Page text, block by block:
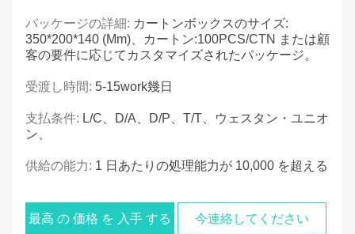
パッケージの詳細: カートンボックスのサイズ:
350*200*140 (mm)、カートン:100PCS/CTN または顧
客の要件に応じてカスタマイズされたパッケージ。
受渡し時間: 5-15work幾日
支払条件: L/C、D/A、D/P、T/T、ウェスタン・ユニオ
ン、
供給の能力: 1 日あたりの処理能力が 10,000 を超える
最高 の 価格 を 入手 する 今連絡してください